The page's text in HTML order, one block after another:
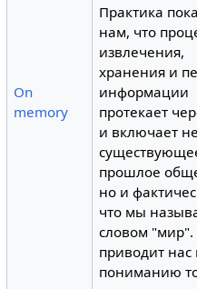
On
memory
Практика
нам, что
извлечения,
хранения и
информации
протекает
и включает
прошлое
но и
что мы
словом "мир".
приводит нас
пониманию